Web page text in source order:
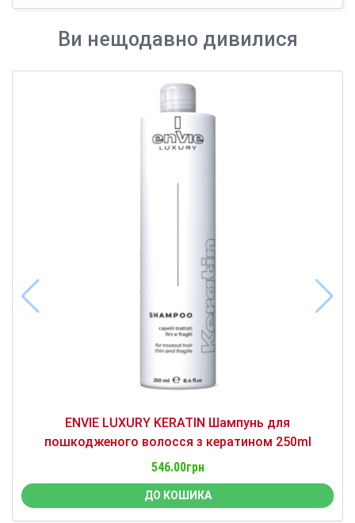
Ви нещодавно дивилися
ENVIE LUXURY KERATIN Шампунь для
пошкодженого волосся з кератином 250ml
546.00грн
ДО КОШИКА